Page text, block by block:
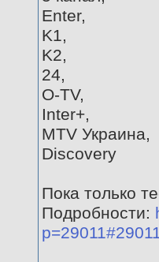
Enter,
K1,
K2,
24,
O-TV,
Inter+,
MTV Украина,
Discovery
Пока только
Подробности: